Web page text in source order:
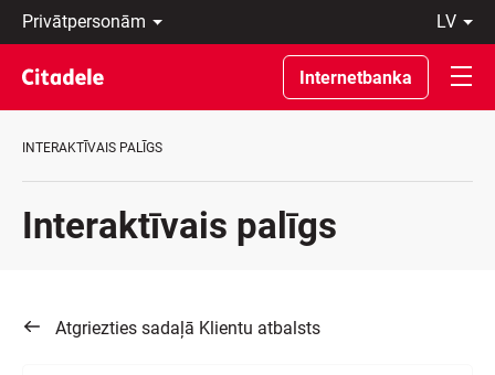
Privātpersonām
Uzņēmumiem
Private
Banking
Par
C
lv
Latviski
По-
русски
In
Internetbanka
INTERAKTĪVAIS PALĪGS
Interaktīvais palīgs
Atgriezties sadaļā Klientu atbalsts